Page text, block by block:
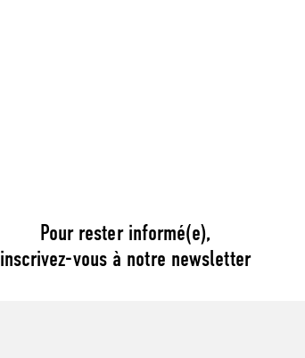
Pour rester informé(e),
inscrivez-vous à notre newsletter